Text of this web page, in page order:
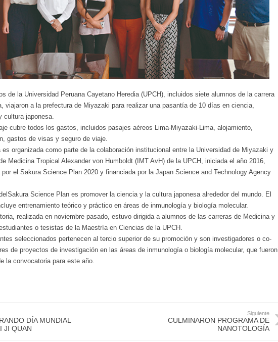
de la Universidad Peruana Cayetano Heredia (UPCH), incluidos siete alumnos de la carrera
viajaron a la prefectura de Miyazaki para realizar una pasantía de 10 días en ciencia,
cultura japonesa.
cubre todos los gastos, incluidos pasajes aéreos Lima-Miyazaki-Lima, alojamiento,
gastos de visas y seguro de viaje.
es organizada como parte de la colaboración institucional entre la Universidad de Miyazaki y
Medicina Tropical Alexander von Humboldt (IMT AvH) de la UPCH, iniciada el año 2016,
por el Sakura Science Plan 2020 y financiada por la Japan Science and Technology Agency
Science Plan es promover la ciencia y la cultura japonesa alrededor del mundo. El
entrenamiento teórico y práctico en áreas de inmunología y biología molecular.
realizada en noviembre pasado, estuvo dirigida a alumnos de las carreras de Medicina y
o tesistas de la Maestría en Ciencias de la UPCH.
seleccionados pertenecen al tercio superior de su promoción y son investigadores o co-
de proyectos de investigación en las áreas de inmunología o biología molecular, que fueron
la convocatoria para este año.
DÍA MUNDIAL
JI QUAN
Siguiente
CULMINARON PROGRAMA DE
NANOTOLOGÍA